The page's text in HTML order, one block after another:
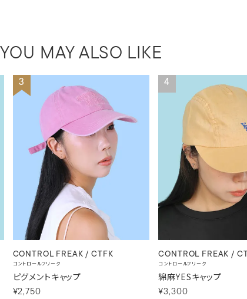
YOU MAY ALSO LIKE
3
CONTROL FREAK / CTFK
コントロールフリーク
ピグメントキャップ
¥2,750
4
CONTROL FREAK /
コントロールフリーク
綿麻YESキャップ
¥3,300